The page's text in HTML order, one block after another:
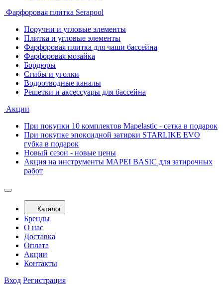
Фарфоровая плитка Serapool
Поручни и угловые элементы
Плитка и угловые элементы
Фарфоровая плитка для чаши бассейна
Фарфоровая мозайка
Бордюры
Сгибы и уголки
Водоотводные каналы
Решетки и аксессуары для бассейна
Акции
При покупки 10 комплектов Mapelastic - сетка в подарок
При покупке эпоксидной затирки STARLIKE EVO
губка в подарок
Новый сезон - новые цены
Акция на инструменты MAPEI BASIC для затирочных
работ
Каталог
Бренды
О нас
Доставка
Оплата
Акции
Контакты
Вход Регистрация